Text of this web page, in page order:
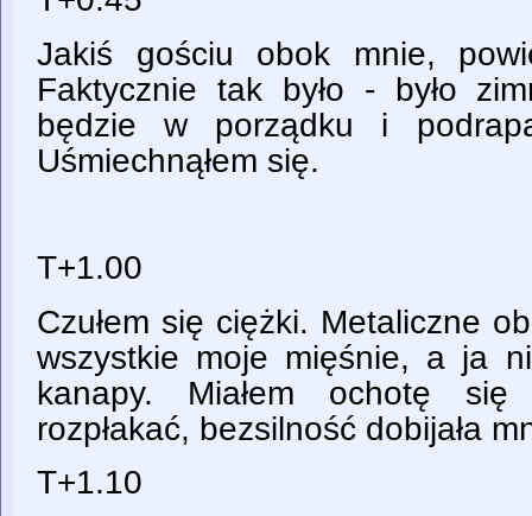
Jakiś gościu obok mnie,
Faktycznie tak było - było
będzie w porządku i
Uśmiechnąłem się.
T+1.00
Czułem się ciężki. Metaliczne
wszystkie moje mięśnie, a ja
kanapy. Miałem ochotę
rozpłakać, bezsilność dobijała
T+1.10